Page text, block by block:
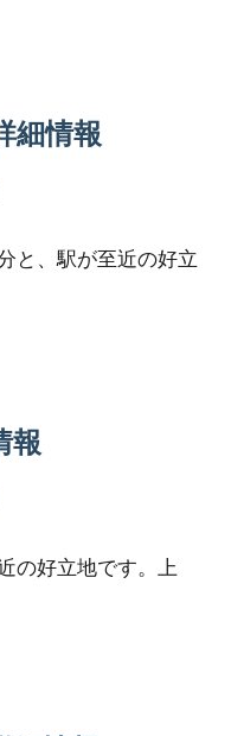
細情報
と、駅が至近の好立
報
の好立地です。上